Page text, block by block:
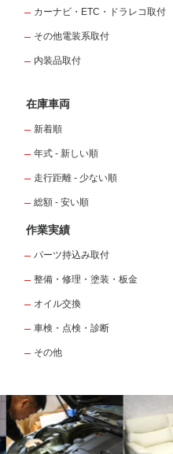
カーナビ・ETC・ドラレコ取付
その他電装系取付
内装品取付
在庫車両
新着順
年式 - 新しい順
走行距離 - 少ない順
総額 - 安い順
作業実績
パーツ持込み取付
整備・修理・塗装・板金
オイル交換
車検・点検・診断
その他